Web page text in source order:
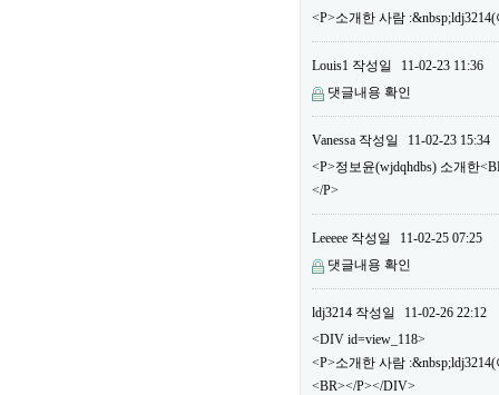
<P>소개한 사람
Louis1 작성일
11-02-23 11:36
댓글내용 확인
Vanessa 작성일
11-02-23 15:34
<P>정보윤(wjdqhdbs) 소개한
</P>
Leeeee 작성일
11-02-25 07:25
댓글내용 확인
ldj3214 작성일
11-02-26 22:12
<DIV id=view_118>
<P>소개한 사람
<BR></P></DIV>